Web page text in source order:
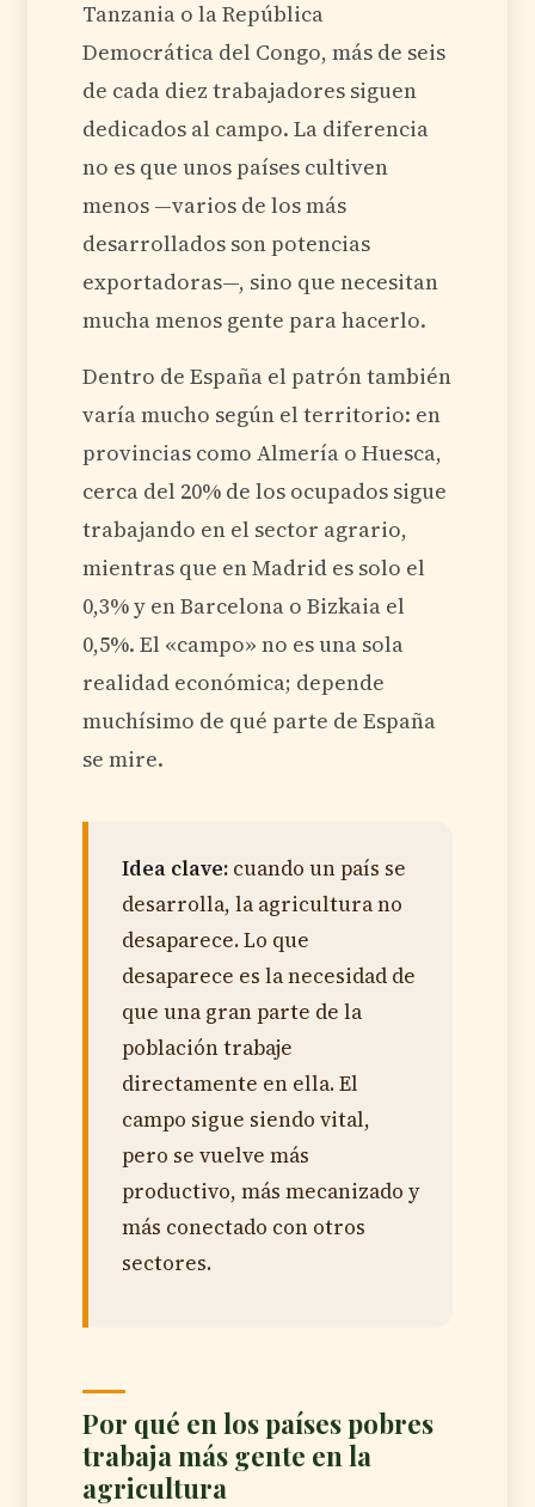
Tanzania o la República
Democrática del Congo, más de seis
de cada diez trabajadores siguen
dedicados al campo. La diferencia
no es que unos países cultiven
menos —varios de los más
desarrollados son potencias
exportadoras—, sino que necesitan
mucha menos gente para hacerlo.
Dentro de España el patrón también
varía mucho según el territorio: en
provincias como Almería o Huesca,
cerca del 20% de los ocupados sigue
trabajando en el sector agrario,
mientras que en Madrid es solo el
0,3% y en Barcelona o Bizkaia el
0,5%. El «campo» no es una sola
realidad económica; depende
muchísimo de qué parte de España
se mire.
Idea clave: cuando un país se
desarrolla, la agricultura no
desaparece. Lo que
desaparece es la necesidad de
que una gran parte de la
población trabaje
directamente en ella. El
campo sigue siendo vital,
pero se vuelve más
productivo, más mecanizado y
más conectado con otros
sectores.
Por qué en los países pobres
trabaja más gente en la
agricultura